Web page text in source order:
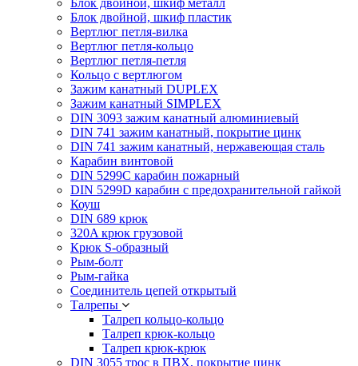
Блок двойной, шкиф пластик
Вертлюг петля-вилка
Вертлюг петля-кольцо
Вертлюг петля-петля
Кольцо с вертлюгом
Зажим канатный DUPLEX
Зажим канатный SIMPLEX
DIN 3093 зажим канатный алюминиевый
DIN 741 зажим канатный, покрытие цинк
DIN 741 зажим канатный, нержавеющая сталь
Карабин винтовой
DIN 5299C карабин пожарный
DIN 5299D карабин с предохранительной гайкой
Коуш
DIN 689 крюк
320A крюк грузовой
Крюк S-образный
Рым-болт
Рым-гайка
Соединитель цепей открытый
Талрепы
Талреп кольцо-кольцо
Талреп крюк-кольцо
Талреп крюк-крюк
DIN 3055 трос в ПВХ, покрытие цинк